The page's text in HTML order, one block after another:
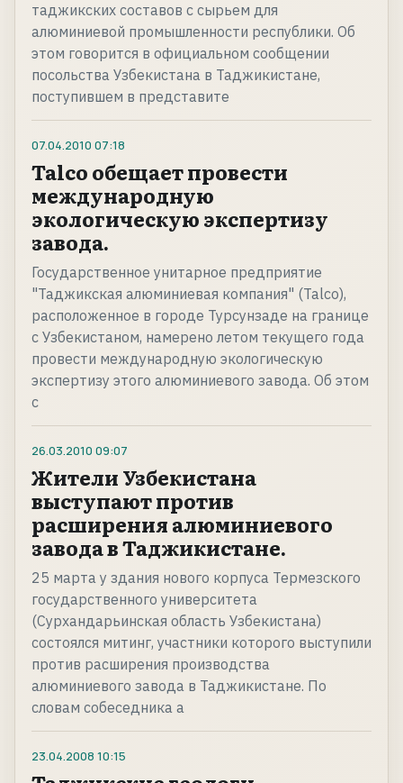
таджикских составов с сырьем для
алюминиевой промышленности республики. Об
этом говорится в официальном сообщении
посольства Узбекистана в Таджикистане,
поступившем в представите
07.04.2010 07:18
Talco обещает провести
международную
экологическую экспертизу
завода.
Государственное унитарное предприятие
"Таджикская алюминиевая компания" (Talco),
расположенное в городе Турсунзаде на границе
с Узбекистаном, намерено летом текущего года
провести международную экологическую
экспертизу этого алюминиевого завода. Об этом
с
26.03.2010 09:07
Жители Узбекистана
выступают против
расширения алюминиевого
завода в Таджикистане.
25 марта у здания нового корпуса Термезского
государственного университета
(Сурхандарьинская область Узбекистана)
состоялся митинг, участники которого выступили
против расширения производства
алюминиевого завода в Таджикистане. По
словам собеседника а
23.04.2008 10:15